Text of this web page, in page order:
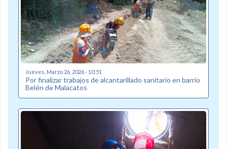
Jueves, Marzo 26, 2026 - 10:51
Por finalizar trabajos de alcantarillado sanitario en barrio
Belén de Malacatos